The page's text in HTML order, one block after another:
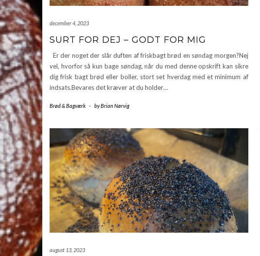
december 4, 2023
SURT FOR DEJ – GODT FOR MIG
Er der noget der slår duften af friskbagt brød en søndag morgen?Nej
vel, hvorfor så kun bage søndag, når du med denne opskrift kan sikre
dig frisk bagt brød eller boller, stort set hverdag med et minimum af
indsats.Bevares det kræver at du holder…
Brød & Bagværk - byBrian Nørvig
august 13, 2023